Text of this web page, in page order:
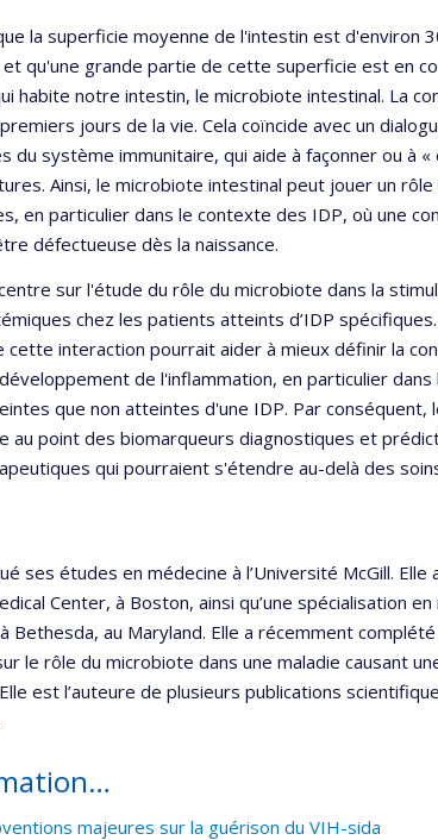
la superficie moyenne de l'intestin est d'environ
qu'une grande partie de cette superficie est en
habite notre intestin, le microbiote intestinal. La
jours de la vie. Cela coïncide avec un
du système immunitaire, qui aide à façonner ou à
Ainsi, le microbiote intestinal peut jouer un
en particulier dans le contexte des IDP, où une
défectueuse dès la naissance.
sur l'étude du rôle du microbiote dans la
chez les patients atteints d’IDP
cette interaction pourrait aider à mieux définir la
de l'inflammation, en particulier
que non atteintes d'une IDP. Par conséquent,
au point des biomarqueurs diagnostiques et
qui pourraient s'étendre au-delà des
ses études en médecine à l’Université McGill.
Center, à Boston, ainsi qu’une spécialisation
Bethesda, au Maryland. Elle a récemment
le rôle du microbiote dans une maladie causant
est l’auteure de plusieurs publications
majeures sur la guérison du VIH-sida